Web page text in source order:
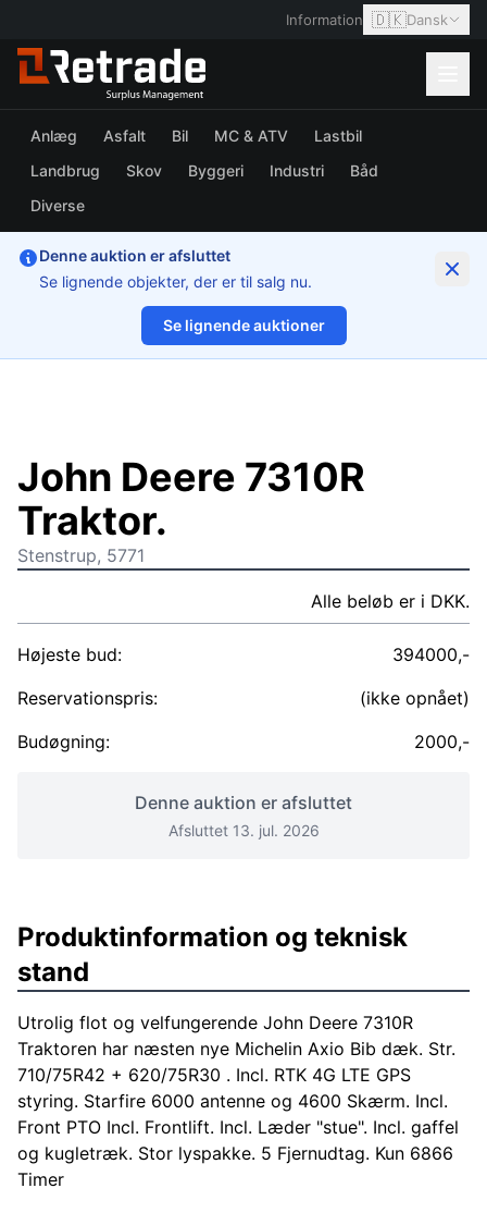
Information 🇩🇰Dansk
Anlæg Asfalt Bil MC & ATV
Lastbil
Landbrug
Skov Byggeri Industri
Båd
Diverse
Denne auktion er afsluttet
Se lignende objekter, der er til salg nu.
Se lignende auktioner
1/57
John Deere 7310R
Traktor.
Stenstrup, 5771
Alle beløb er i DKK.
Højeste bud:
394000,-
Reservationspris:
(ikke opnået)
Budøgning:
2000,-
Denne auktion er afsluttet
Afsluttet 13. jul. 2026
Produktinformation og teknisk
stand
Utrolig flot og velfungerende John Deere 7310R
Traktoren har næsten nye Michelin Axio Bib dæk. Str.
710/75R42 + 620/75R30 . Incl. RTK 4G LTE GPS
styring. Starfire 6000 antenne og 4600 Skærm. Incl.
Front PTO Incl. Frontlift. Incl. Læder "stue". Incl. gaffel
og kugletræk. Stor lyspakke. 5 Fjernudtag. Kun 6866
Timer